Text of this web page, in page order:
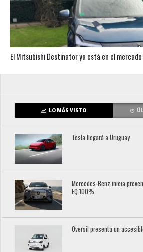
El Mitsubishi Destinator ya está en el
LO MÁS VISTO
Tesla llegará a Uruguay
Mercedes-Benz inicia
EQ 100%
Oversil presenta un